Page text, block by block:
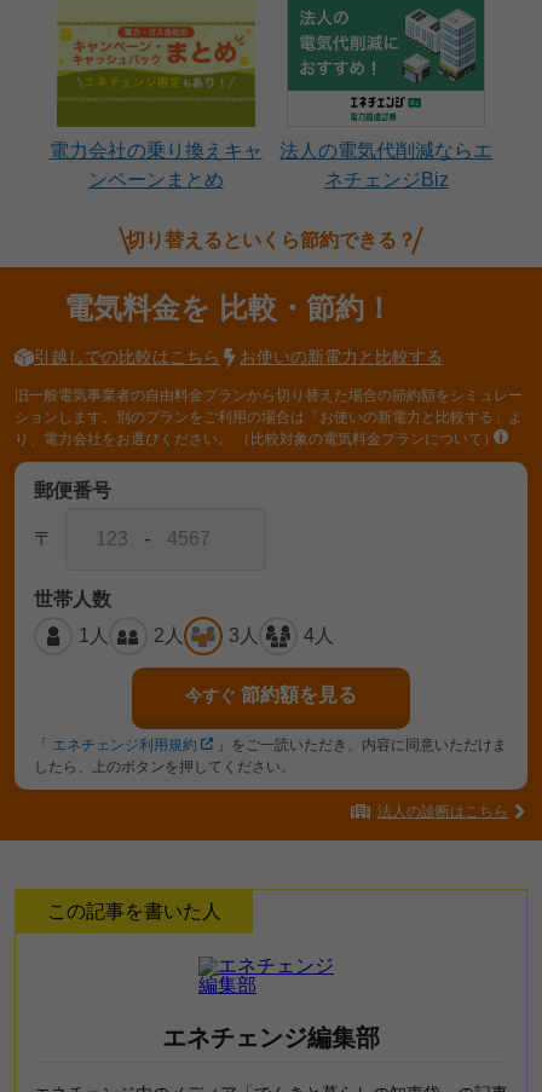
電力会社の乗り換えキャ
ンペーンまとめ
法人の電気代削減ならエ
ネチェンジBiz
切り替えるといくら節約できる？
電気料金を 比較・節約！
引越しでの比較はこちら お使いの新電力と比較する
旧一般電気事業者の自由料金プランから切り替えた場合の節約額をシミュレー
ションします。別のプランをご利用の場合は「お使いの新電力と比較する」よ
り、電力会社をお選びください。
（比較対象の電気料金プランについて）
郵便番号
〒 -
世帯人数
1人
2人 3人 4人
今すぐ 節約額を見る
「 エネチェンジ利用規約
」をご一読いただき、内容に同意いただけま
したら、上のボタンを押してください。
法人の診断はこちら
この記事を書いた人
エネチェンジ編集部